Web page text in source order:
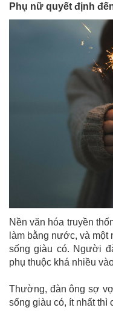
Phụ nữ quyết định
Nền văn hóa truyền
làm bằng nước, và
sống giàu có. Người
phụ thuộc khá nhiều
Thường, đàn ông sợ
sống giàu có, ít nhất thì